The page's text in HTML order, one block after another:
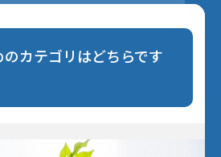
シリコーンオイル
水溶性加工油
気洗浄
乾燥・水切り
手拭き洗浄
ぶ
重視（油・樹脂汚れ
シリコーン
・剥離・除去
接着・溶着
のカテゴリはどちらです